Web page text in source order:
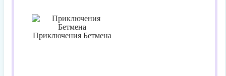
Приключения Бетмена